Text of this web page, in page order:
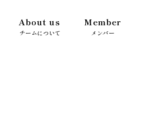
チームについて
About us
メンバー
Member